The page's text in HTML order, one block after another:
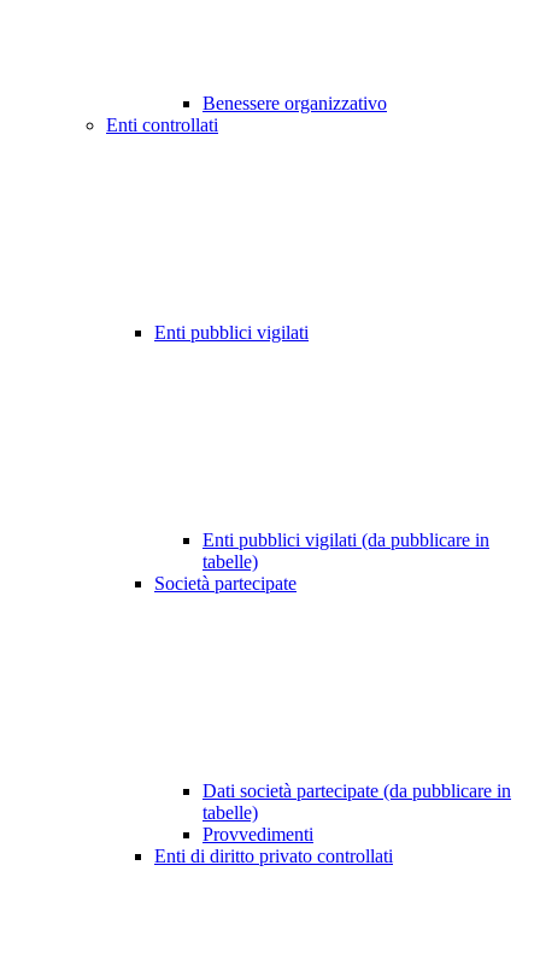
Benessere organizzativo
Enti controllati
Enti pubblici vigilati
Enti pubblici vigilati (da pubblicare in
tabelle)
Società partecipate
Dati società partecipate (da pubblicare in
tabelle)
Provvedimenti
Enti di diritto privato controllati